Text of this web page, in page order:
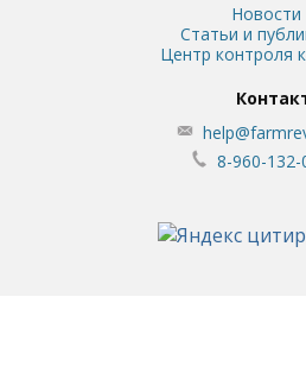
Новости
Статьи и
Центр контроля
8-960-132-